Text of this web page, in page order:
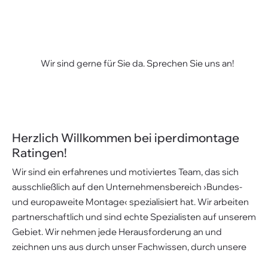
Wir sind gerne für Sie da. Sprechen Sie uns an!
Herzlich Willkommen bei iperdimontage
Ratingen!
Wir sind ein erfahrenes und motiviertes Team, das sich
ausschließlich auf den Unternehmensbereich ›Bundes-
und europaweite Montage‹ spezialisiert hat. Wir arbeiten
partnerschaftlich und sind echte Spezialisten auf unserem
Gebiet. Wir nehmen jede Herausforderung an und
zeichnen uns aus durch unser Fachwissen, durch unsere